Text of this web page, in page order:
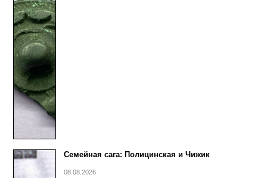
Семейная сага: Полицинская и Чижик
08.08.2026